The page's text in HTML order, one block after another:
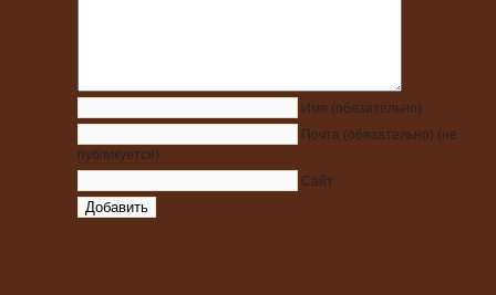
Имя (обязательно)
Почта (обязательно) (не
публикуется)
Сайт